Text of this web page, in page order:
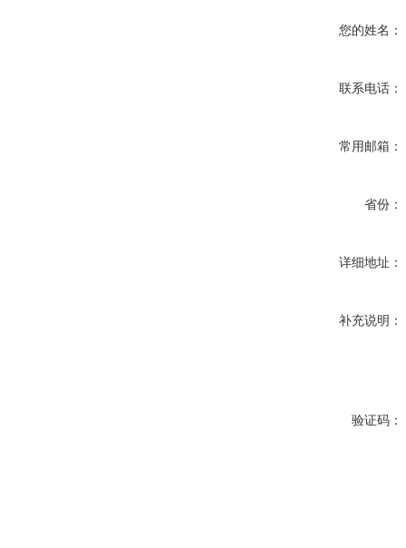
您的姓名：
联系电话：
常用邮箱：
省份：
详细地址：
补充说明：
验证码：